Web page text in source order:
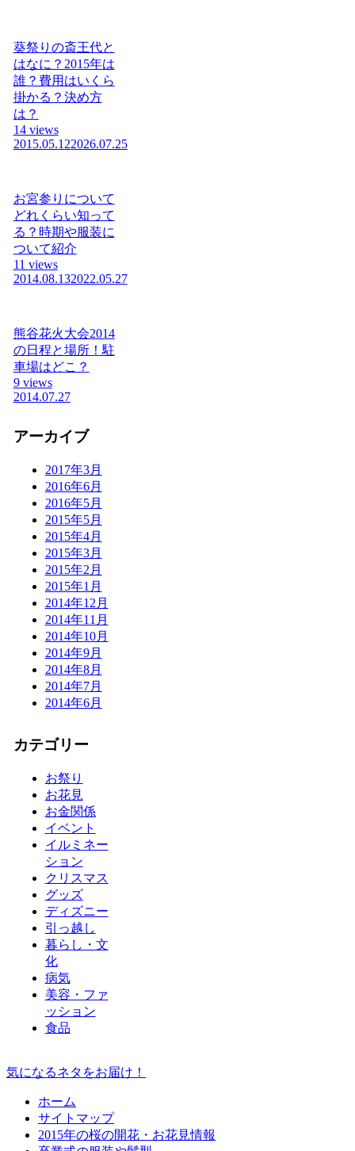
葵祭りの斎王代と
はなに？2015年は
誰？費用はいくら
掛かる？決め方
は？
14 views
2015.05.122026.07.25
お宮参りについて
どれくらい知って
る？時期や服装に
ついて紹介
11 views
2014.08.132022.05.27
熊谷花火大会2014
の日程と場所！駐
車場はどこ？
9 views
2014.07.27
アーカイブ
2017年3月
2016年6月
2016年5月
2015年5月
2015年4月
2015年3月
2015年2月
2015年1月
2014年12月
2014年11月
2014年10月
2014年9月
2014年8月
2014年7月
2014年6月
カテゴリー
お祭り
お花見
お金関係
イベント
イルミネー
ション
クリスマス
グッズ
ディズニー
引っ越し
暮らし・文
化
病気
美容・ファ
ッション
食品
気になるネタをお届け！
ホーム
サイトマップ
2015年の桜の開花・お花見情報